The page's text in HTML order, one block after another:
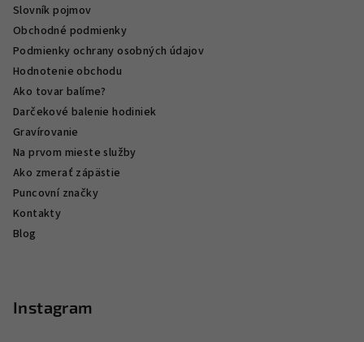
Slovník pojmov
Obchodné podmienky
Podmienky ochrany osobných údajov
Hodnotenie obchodu
Ako tovar balíme?
Darčekové balenie hodiniek
Gravírovanie
Na prvom mieste služby
Ako zmerať zápästie
Puncovní značky
Kontakty
Blog
Instagram